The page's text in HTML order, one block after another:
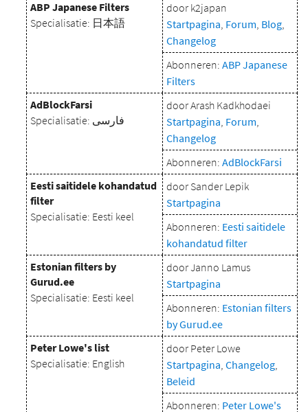
ABP Japanese Filters
Specialisatie: 日本語
door k2japan
Startpagina, Forum, Blog,
Changelog
Abonneren: ABP Japanese
Filters
AdBlockFarsi
Specialisatie: فارسی
door Arash Kadkhodaei
Startpagina, Forum,
Changelog
Abonneren: AdBlockFarsi
Eesti saitidele kohandatud
filter
Specialisatie: Eesti keel
door Sander Lepik
Startpagina
Abonneren: Eesti saitidele
kohandatud filter
Estonian filters by
Gurud.ee
Specialisatie: Eesti keel
door Janno Lamus
Startpagina
Abonneren: Estonian filters
by Gurud.ee
Peter Lowe's list
Specialisatie: English
door Peter Lowe
Startpagina, Changelog,
Beleid
Abonneren: Peter Lowe's